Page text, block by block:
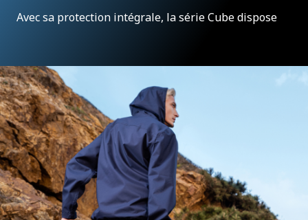
Avec sa protection intégrale, la série Cube dispose